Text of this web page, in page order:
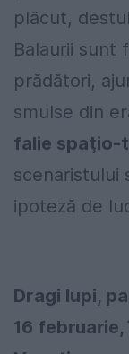
plăcut,
Balaurii sunt
prădători,
smulse din
falie spaţio-
scenaristului
ipoteză de
Dragi lupi,
16